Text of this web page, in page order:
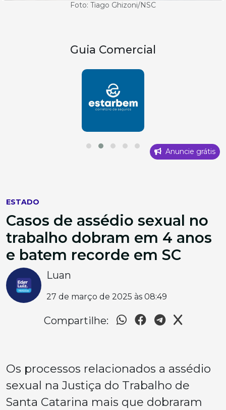
Foto: Tiago Ghizoni/NSC
Guia Comercial
Anuncie grátis
ESTADO
Casos de assédio sexual no
trabalho dobram em 4 anos
e batem recorde em SC
Luan
27 de março de 2025 às 08:49
Compartilhe:
Os processos relacionados a assédio
sexual na Justiça do Trabalho de
Santa Catarina mais que dobraram